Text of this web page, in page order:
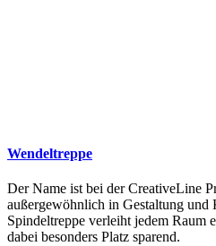
Wendeltreppe
Der Name ist bei der CreativeLine
außergewöhnlich in Gestaltung und
Spindeltreppe verleiht jedem Raum
dabei besonders Platz sparend.